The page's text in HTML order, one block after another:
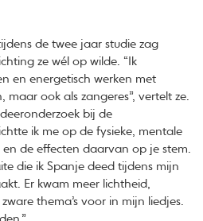
de twee jaar studie zag
ze wél op wilde. “Ik
en energetisch werken met
ook als zangeres”, vertelt ze.
bij de
ik me op de fysieke, mentale
de effecten daarvan op je stem.
die ik Spanje deed tijdens mijn
Er kwam meer lichtheid,
thema’s voor in mijn liedjes.